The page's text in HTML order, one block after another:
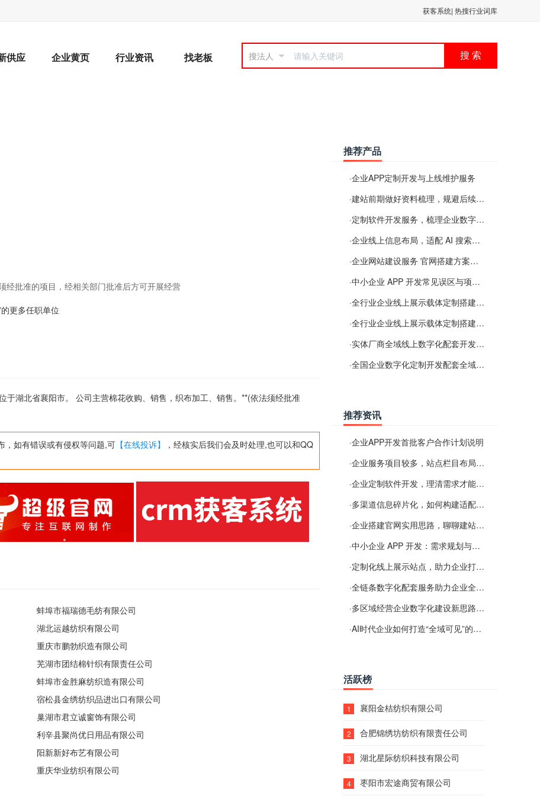
获客系统| 热搜行业词库
供应 企业黄页 行业资讯 找老板 搜法人 搜 索
经批准的项目，经相关部门批准后方可开展经营
更多任职单位
湖北省襄阳市。 公司主营棉花收购、销售，织布加工、销售。**(依法须经批准
，如有错误或有侵权等问题,可 【在线投诉】
，经核实后我们会及时处理,也可以和QQ
蚌埠市福瑞德毛纺有限公司
湖北运越纺织有限公司
重庆市鹏勃织造有限公司
芜湖市团结棉针织有限责任公司
蚌埠市金胜麻纺织造有限公司
宿松县金绣纺织品进出口有限公司
巢湖市君立诚窗饰有限公司
利辛县聚尚优日用品有限公司
阳新新好布艺有限公司
重庆华业纺织有限公司
推荐产品
·企业APP定制开发与上线维护服务
·建站前期做好资料梳理，规避后续各类使用难题
·定制软件开发服务，梳理企业数字化落地常见难点
·企业线上信息布局，适配 AI 搜索需要留意这些要点
·企业网站建设服务 官网搭建方案经验分享
·中小企业 APP 开发常见误区与项目规划实用经验
·全行业企业线上展示载体定制搭建服务
·全行业企业线上展示载体定制搭建服务
·实体厂商全域线上数字化配套开发与地域检索优化服务
·全国企业数字化定制开发配套全域搜索优化服务
推荐资讯
·企业APP开发首批客户合作计划说明
·企业服务项目较多，站点栏目布局规划参考思路
·企业定制软件开发，理清需求才能提升数字化落地效率
·多渠道信息碎片化，如何构建适配 AI 检索的品牌信息源
·企业搭建官网实用思路，聊聊建站容易忽视的问题
·中小企业 APP 开发：需求规划与项目落地避坑经验分享
·定制化线上展示站点，助力企业打通线上经营渠道
·全链条数字化配套服务助力企业全域线上经营
·多区域经营企业数字化建设新思路：多端载体与地域检索一体化落地思路分享
·AI时代企业如何打造“全域可见”的数字资产？梓彤超越给出新解法
活跃榜
1 襄阳金桔纺织有限公司
2 合肥锦绣坊纺织有限责任公司
3 湖北星际纺织科技有限公司
4 枣阳市宏途商贸有限公司